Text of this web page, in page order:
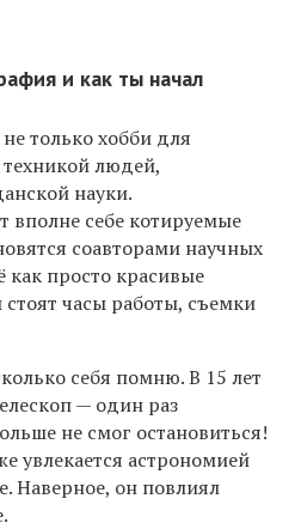
и как ты начал
только хобби для
людей,
науки.
себе котируемые
соавторами научных
как просто красивые
часы работы, съемки
себя помню. В 15 лет
— один раз
не смог остановиться!
увлекается астрономией
Наверное, он повлиял